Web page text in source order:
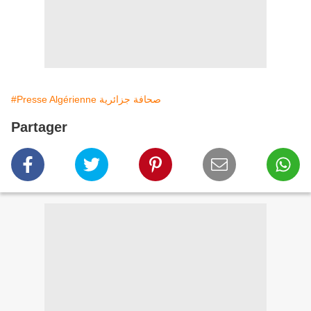
#Presse Algérienne صحافة جزائرية
Partager